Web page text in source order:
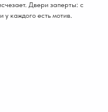
Двери заперты: с
у каждого есть мотив.